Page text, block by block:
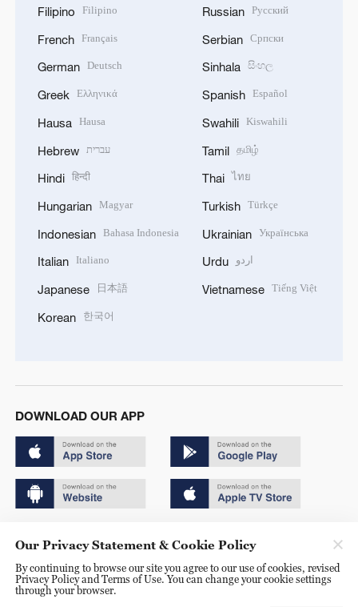
Filipino Filipino
French Français
German Deutsch
Greek Ελληνικά
Hausa Hausa
Hebrew עברית
Hindi हिन्दी
Hungarian Magyar
Indonesian Bahasa Indonesia
Italian Italiano
Japanese 日本語
Korean 한국어
Russian Русский
Serbian Српски
Sinhala සිංහල
Spanish Español
Swahili Kiswahili
Tamil தமிழ்
Thai ไทย
Turkish Türkçe
Ukrainian Українська
Urdu اردو
Vietnamese Tiếng Việt
DOWNLOAD OUR APP
京ICP备20000184号
京公网安备 11010502050052号
Our Privacy Statement & Cookie Policy
By continuing to browse our site you agree to our use of cookies, revised
Privacy Policy and Terms of Use. You can change your cookie settings
through your browser.